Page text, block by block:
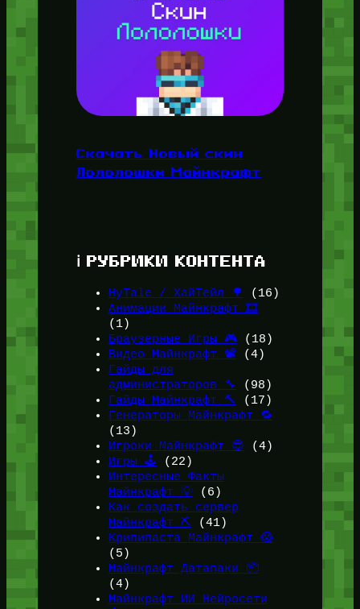
Скачать Новый скин
Лололошки Майнкрафт
ℹ️ РУБРИКИ КОНТЕНТА
HyTale / ХайТейл 🌳
(16)
Анимации Майнкрафт 🎞️
(1)
Браузерные Игры 🎮(18)
Видео Майнкрафт 📽️ (4)
Гайды для
администраторов 🔧
(98)
Гайды Майнкрафт 🔨
(17)
Генераторы Майнкрафт 🔁
(13)
Игроки Майнкрафт 😎 (4)
Игры 🕹️ (22)
Интересные Факты
Майнкрафт 💡(6)
Как создать сервер
Майнкрафт ⛏️ (41)
Крипипаста Майнкрафт 😱
(5)
Майнкрафт Датапаки 📦
(4)
Майнкрафт ИИ Нейросети